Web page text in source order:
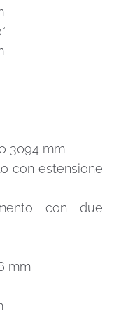
3094 mm
con estensione
con due
mm